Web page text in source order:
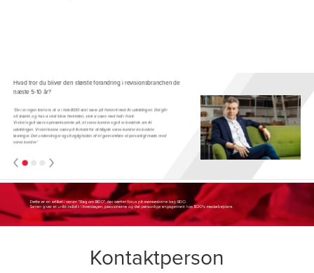
Kontaktperson